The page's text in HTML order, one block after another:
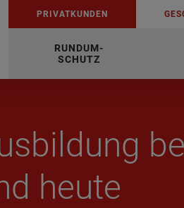
PRI­VAT­KUN­DEN
RUNDUM-
SCHUTZ
heute